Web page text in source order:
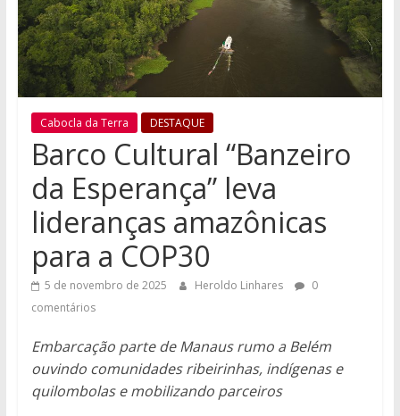
Cabocla da Terra DESTAQUE
Barco Cultural “Banzeiro
da Esperança” leva
lideranças amazônicas
para a COP30
5 de novembro de 2025 Heroldo Linhares
0
comentários
Embarcação parte de Manaus rumo a Belém
ouvindo comunidades ribeirinhas, indígenas e
quilombolas e mobilizando parceiros